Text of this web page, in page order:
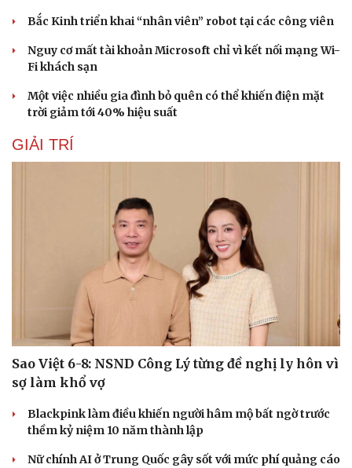
Bắc Kinh triển khai “nhân viên” robot tại các công viên
Nguy cơ mất tài khoản Microsoft chỉ vì kết nối mạng Wi-
Fi khách sạn
Một việc nhiều gia đình bỏ quên có thể khiến điện mặt
trời giảm tới 40% hiệu suất
GIẢI TRÍ
Sao Việt 6-8: NSND Công Lý từng đề nghị ly hôn vì
sợ làm khổ vợ
Blackpink làm điều khiến người hâm mộ bất ngờ trước
thềm kỷ niệm 10 năm thành lập
Nữ chính AI ở Trung Quốc gây sốt với mức phí quảng cáo